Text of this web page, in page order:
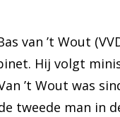
van ’t Wout
Hij volgt
’t Wout was
tweede man in